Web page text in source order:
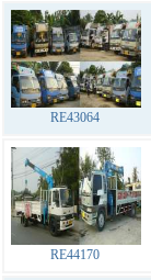
RE43064
RE44170